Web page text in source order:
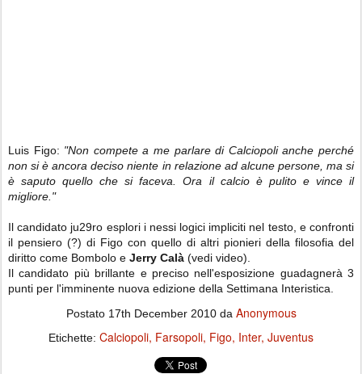
Luis Figo: "Non compete a me parlare di Calciopoli anche perché
non si è ancora deciso niente in relazione ad alcune persone, ma si
è saputo quello che si faceva. Ora il calcio è pulito e vince il
migliore."
Il candidato ju29ro esplori i nessi logici impliciti nel testo, e confronti
il pensiero (?) di Figo con quello di altri pionieri della filosofia del
diritto come Bombolo e Jerry Calà (vedi video).
Il candidato più brillante e preciso nell'esposizione guadagnerà 3
punti per l'imminente nuova edizione della Settimana Interistica.
Postato 17th December 2010da Anonymous
Etichette: Calciopoli Farsopoli Figo Inter Juventus